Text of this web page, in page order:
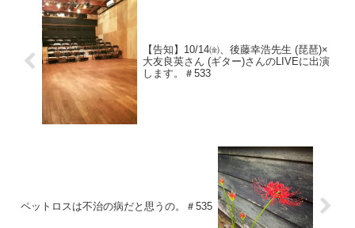
【告知】10/14㈮、後藤幸浩先生 (琵琶)×
大友良英さん (ギター)さんのLIVEに出演
します。＃533
ペットロスは不治の病だと思うの。＃535